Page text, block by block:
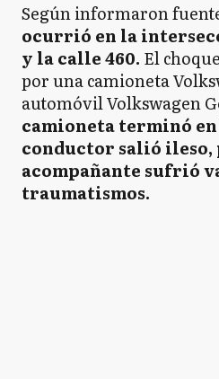
Según informaron
ocurrió en la
y la calle 460. El
por una camioneta
automóvil Volkswagen
camioneta terminó
conductor salió ileso,
acompañante sufrió
traumatismos.